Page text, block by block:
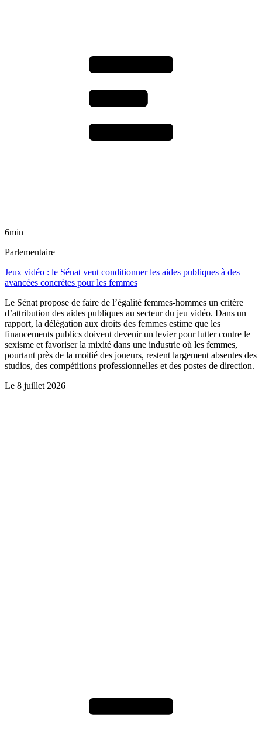
6min
Parlementaire
Jeux vidéo : le Sénat veut conditionner les aides publiques à des
avancées concrètes pour les femmes
Le Sénat propose de faire de l’égalité femmes-hommes un critère
d’attribution des aides publiques au secteur du jeu vidéo. Dans un
rapport, la délégation aux droits des femmes estime que les
financements publics doivent devenir un levier pour lutter contre le
sexisme et favoriser la mixité dans une industrie où les femmes,
pourtant près de la moitié des joueurs, restent largement absentes des
studios, des compétitions professionnelles et des postes de direction.
Le 8 juillet 2026